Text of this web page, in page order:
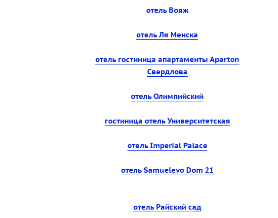
отель Вояж
отель Ля Менска
отель гостиница апартаменты Aparton
Свердлова
отель Олимпийский
гостиница отель Университетская
отель Imperial Palace
отель Samuelevo Dom 21
отель Райский сад